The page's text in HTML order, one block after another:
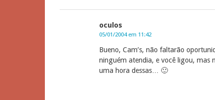
oculos
05/01/2004 em 11:42
Bueno, Cam’s, não faltarão
ninguém atendia, e você ligou, mas
uma hora dessas… 🙂